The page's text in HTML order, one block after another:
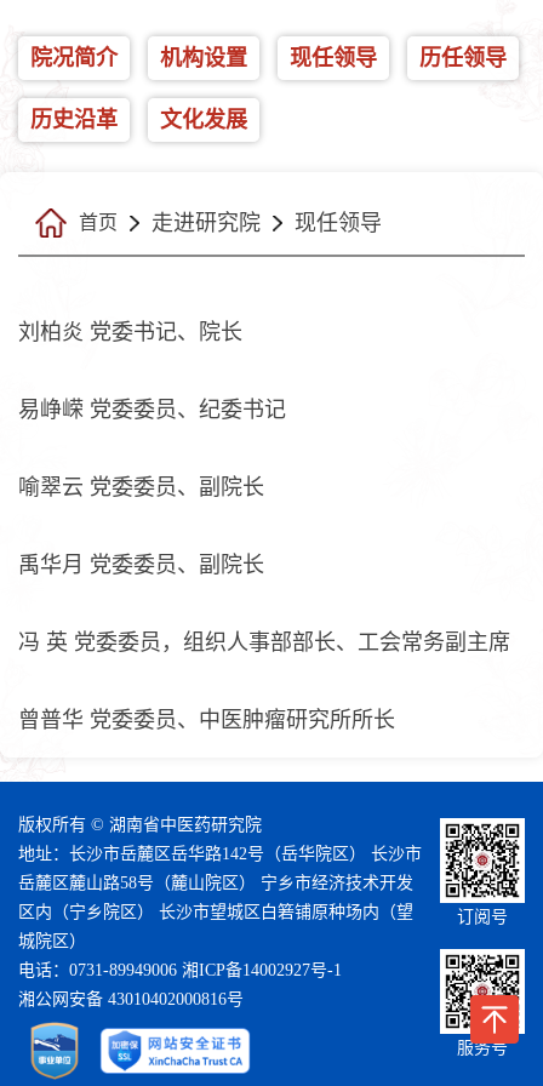
院况简介 机构设置 现任领导 历任领导
历史沿革 文化发展
首页 走进研究院 现任领导
刘柏炎 党委书记、院长
易峥嵘 党委委员、纪委书记
喻翠云 党委委员、副院长
禹华月 党委委员、副院长
冯 英 党委委员，组织人事部部长、工会常务副主席
曾普华 党委委员、中医肿瘤研究所所长
版权所有 © 湖南省中医药研究院
地址：长沙市岳麓区岳华路142号（岳华院区） 长沙市
岳麓区麓山路58号（麓山院区） 宁乡市经济技术开发
区内（宁乡院区） 长沙市望城区白箬铺原种场内（望
城院区）
电话：0731-89949006 湘ICP备14002927号-1
湘公网安备 43010402000816号
订阅号
服务号